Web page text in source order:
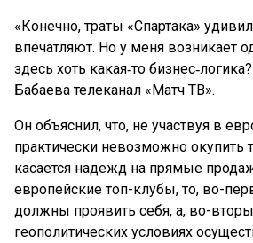
«Конечно, траты «Спартака»
впечатляют. Но у меня возникает
здесь хоть какая‑то
Бабаева телеканал «Матч ТВ».
Он объяснил, что, не участвуя в
практически невозможно окупить
касается надежд на прямые
европейские топ-клубы, то, во-
должны проявить себя, а, во-
геополитических условиях